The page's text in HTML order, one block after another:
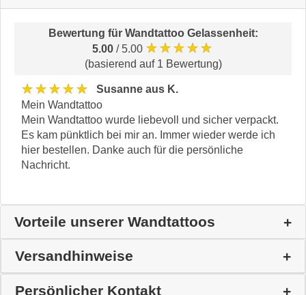
Bewertung für Wandtattoo Gelassenheit:
5.00 / 5.00 ★★★★★
(basierend auf 1 Bewertung)
★★★★★
Susanne aus K.
Mein Wandtattoo
Mein Wandtattoo wurde liebevoll und sicher verpackt.
Es kam pünktlich bei mir an. Immer wieder werde ich
hier bestellen. Danke auch für die persönliche
Nachricht.
Vorteile unserer Wandtattoos
Versandhinweise
Persönlicher Kontakt